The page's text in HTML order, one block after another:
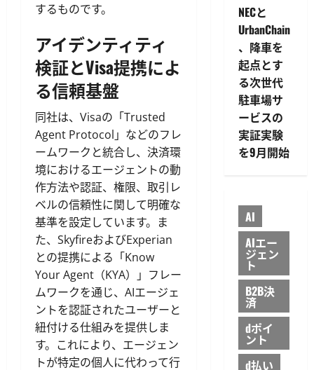
するものです。
アイデンティティ
検証とVisa提携によ
る信頼基盤
同社は、Visaの「Trusted
Agent Protocol」などのフレ
ームワークと統合し、決済環
境におけるエージェントの動
作方法や認証、権限、取引レ
ベルの信頼性に関して明確な
基準を設定しています。ま
た、SkyfireおよびExperian
との提携による「Know
Your Agent（KYA）」フレー
ムワークを通じ、AIエージェ
ントを認証されたユーザーと
紐付ける仕組みを提供しま
す。これにより、エージェン
トが特定の個人に代わって行
NECと
UrbanChain
、降車を
起点とす
る次世代
駐車場サ
ービスの
実証実験
を9月開始
AI
AIエー
ジェン
ト
B2B決
済
dポイ
ント
d払い